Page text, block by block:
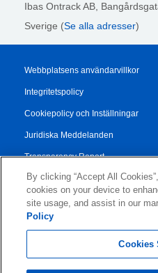
Ibas Ontrack AB,
Sverige (Se alla adresser)
Webbplatsens användarvillkor
Integritetspolicy
Cookiepolicy och Inställningar
Juridiska Meddelanden
Transparency Report
Allmänna Försäljningsvillkor
Authorised Partner Agreement
© 2026 KLDiscovery Ontrack - All
By clicking “Accept All
cookies on your device to
site usage, and assist in our
Policy
Cookies